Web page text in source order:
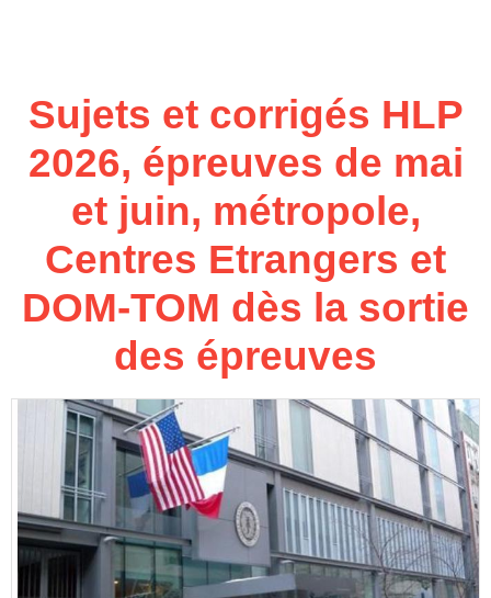
Sujets et corrigés HLP
2026, épreuves de mai
et juin, métropole,
Centres Etrangers et
DOM-TOM dès la sortie
des épreuves